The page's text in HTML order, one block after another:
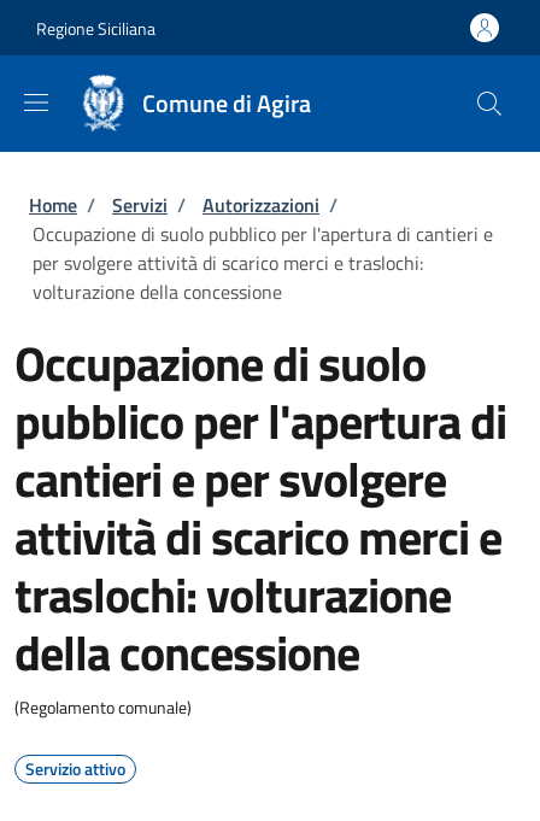
Regione Siciliana
Comune di Agira
Briciole di pane
Home / Servizi / Autorizzazioni /
Occupazione di suolo pubblico per l'apertura di cantieri e
per svolgere attività di scarico merci e traslochi:
volturazione della concessione
Occupazione di suolo
pubblico per l'apertura di
cantieri e per svolgere
attività di scarico merci e
traslochi: volturazione
della concessione
(Regolamento comunale)
Servizio attivo